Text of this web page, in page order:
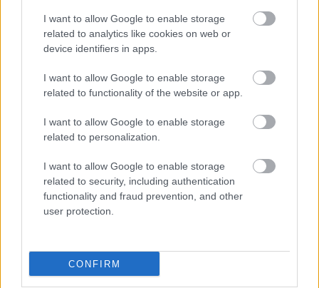
I want to allow Google to enable storage
related to analytics like cookies on web or
device identifiers in apps.
I want to allow Google to enable storage
related to functionality of the website or app.
I want to allow Google to enable storage
related to personalization.
I want to allow Google to enable storage
related to security, including authentication
functionality and fraud prevention, and other
user protection.
CONFIRM
Las ‘Black Stars’ esperan hacer un buen papel en la primera
octavos, Portugal y Uruguay. Para ello cuentan con un
equipo con muchos futbolistas que juegan en Europa,
destacando entre ellos Thomas Partey, Iñaki Williams o
El once ghanés presenta dudas en varios puestos. Djiku y
Aidoo pueden entrar en defensa por Salisu, mientras que